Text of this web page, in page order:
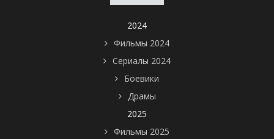
2024
Фильмы 2024
Сериалы 2024
Боевики
Драмы
2025
Фильмы 2025